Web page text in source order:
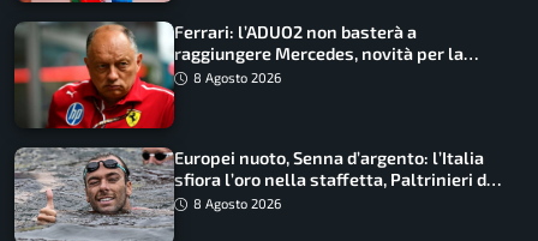
Ferrari: l’ADUO2 non basterà a
raggiungere Mercedes, novità per la
Macarena
8 Agosto 2026
Europei nuoto, Senna d’argento: l’Italia
sfiora l’oro nella staffetta, Paltrinieri da
urlo, il bilancio azzurro
8 Agosto 2026